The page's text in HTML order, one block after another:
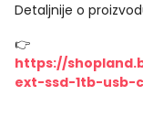
Detaljnije o
👉
https://
ext-ssd-1tb-usb-